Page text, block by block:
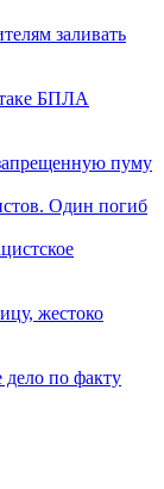
заливать
БПЛА
пуму
Один погиб
жестоко
дело по факту